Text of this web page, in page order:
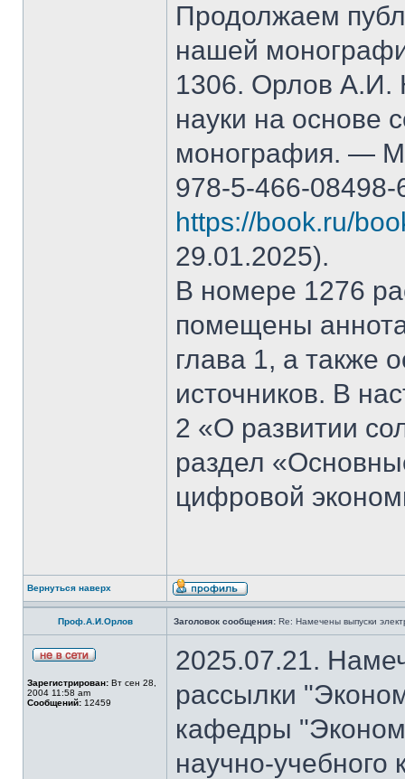
Продолжаем
нашей
1306. Орлов А.И.
науки на основе
монография. —
978-5-466-
https://book.ru/
29.01.2025).
В номере 1276
помещены
глава 1, а также
источников. В
2 «О развитии
раздел
цифровой
Вернуться наверх
Проф.А.И.Орлов Заголовок сообщения: Re: Намечены выпуски
Зарегистрирован: Вт сен 28,
2004 11:58 am
Сообщений: 12459
2025.07.21.
рассылки
кафедры
научно-